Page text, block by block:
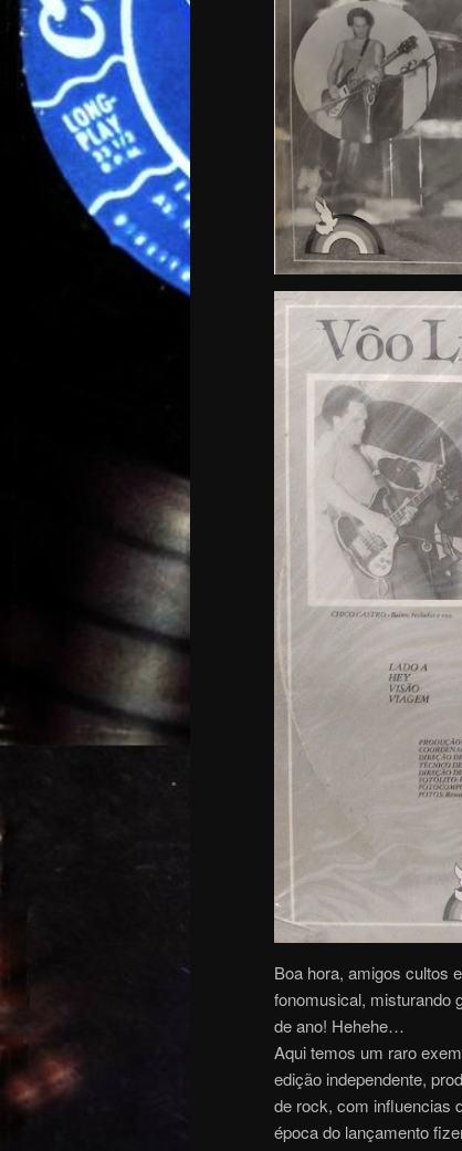
Boa hora, amigos cultos
fonomusical, misturando
de ano! Hehehe…
Aqui temos um raro
edição independente,
de rock, com influencias
época do lançamento